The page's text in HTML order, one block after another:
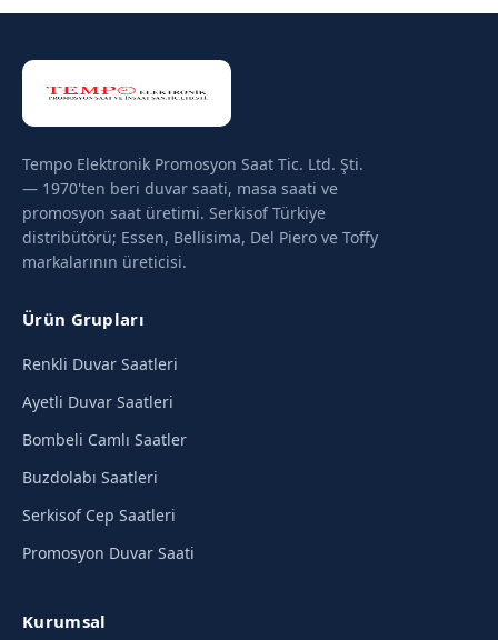
Tempo Elektronik Promosyon Saat Tic. Ltd. Şti.
— 1970'ten beri duvar saati, masa saati ve
promosyon saat üretimi. Serkisof Türkiye
distribütörü; Essen, Bellisima, Del Piero ve Toffy
markalarının üreticisi.
Ürün Grupları
Renkli Duvar Saatleri
Ayetli Duvar Saatleri
Bombeli Camlı Saatler
Buzdolabı Saatleri
Serkisof Cep Saatleri
Promosyon Duvar Saati
Kurumsal